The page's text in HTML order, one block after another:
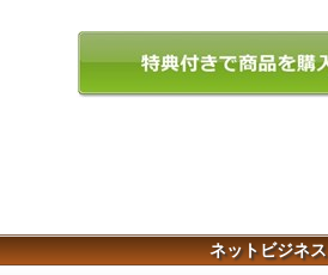
ネットビジネス